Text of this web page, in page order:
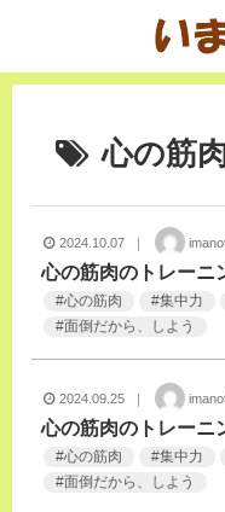
心の筋
2024.10.07 ｜
心の筋肉のトレーニ
#心の筋肉 #集中力
#面倒だから、しよう
2024.09.25 ｜
心の筋肉のトレーニ
#心の筋肉 #集中力
#面倒だから、しよう